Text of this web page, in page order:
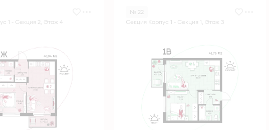
1 - Секция 2, Этаж 4
№ 22
Секция Корпус 1 - Секция 1, Этаж 3